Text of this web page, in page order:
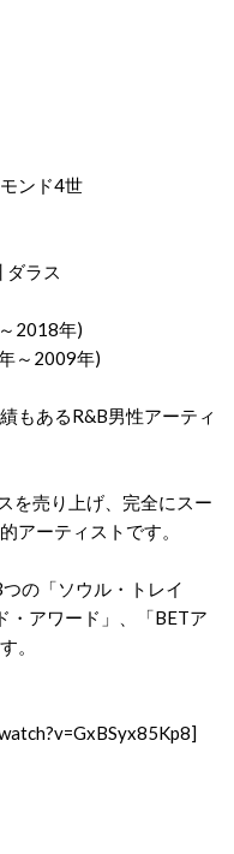
ンド4世
ダラス
年～2018年)
2009年)
もあるR&B男性アーティ
を売り上げ、完全にスー
アーティストです。
の「ソウル・トレイ
・アワード」、「BETア
。